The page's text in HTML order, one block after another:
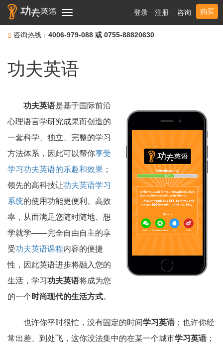
购买
咨询
注册
登录
Toggle
navigation
咨询热线： 4006-979-088 或 0755-88820630
功夫英语
功夫英语是基于国际前沿
心理语言学研究成果而创造的
一套科学、独立、完整的学习
方法体系，因此可以帮你享受
学习功夫英语的乐趣和效果 ；
领先的高科技让功夫英语学习
系统的使用功能更便利、高效
率，从而满足您随时随地、想
学就学——完全自由自主的享
受功夫英语课程内容的便捷
性，因此英语进步将融入您的
生活，学习功夫英语将成为您
的一个 时尚现代的生活方式。
也许你平时很忙，没有固定的时间学习英语；也许你经
常出差、到处飞，这你没法集中的在某一个城市学习英语；